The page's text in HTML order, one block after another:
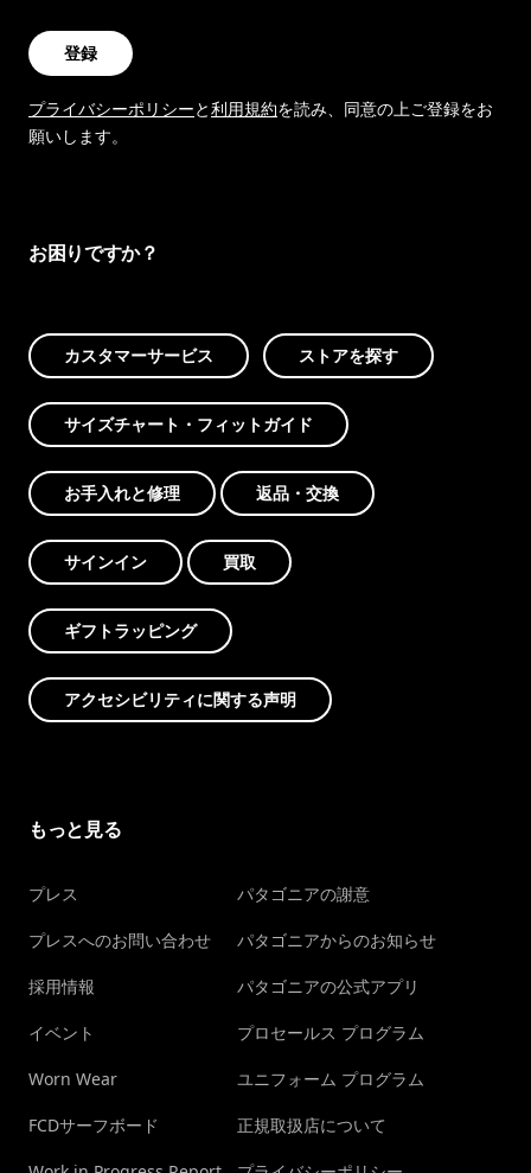
登録
プライバシーポリシーと利用規約を読み、同意の上ご登録をお
願いします。
お困りですか？
カスタマーサービス ストアを探す
サイズチャート・フィットガイド
お手入れと修理 返品・交換
サインイン 買取
ギフトラッピング
アクセシビリティに関する声明
もっと見る
プレス
プレスへのお問い合わせ
採用情報
イベント
Worn Wear
FCDサーフボード
パタゴニアの謝意
パタゴニアからのお知らせ
パタゴニアの公式アプリ
プロセールス プログラム
ユニフォーム プログラム
正規取扱店について